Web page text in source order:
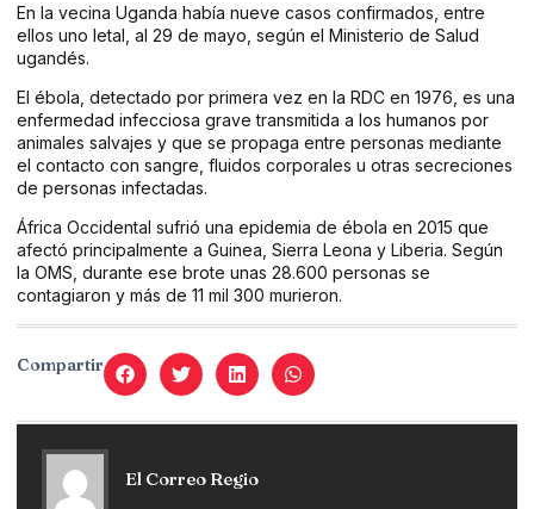
En la vecina Uganda había nueve casos confirmados, entre
ellos uno letal, al 29 de mayo, según el Ministerio de Salud
ugandés.
El ébola, detectado por primera vez en la RDC en 1976, es una
enfermedad infecciosa grave transmitida a los humanos por
animales salvajes y que se propaga entre personas mediante
el contacto con sangre, fluidos corporales u otras secreciones
de personas infectadas.
África Occidental sufrió una epidemia de ébola en 2015 que
afectó principalmente a Guinea, Sierra Leona y Liberia. Según
la OMS, durante ese brote unas 28.600 personas se
contagiaron y más de 11 mil 300 murieron.
Compartir
El Correo Regio